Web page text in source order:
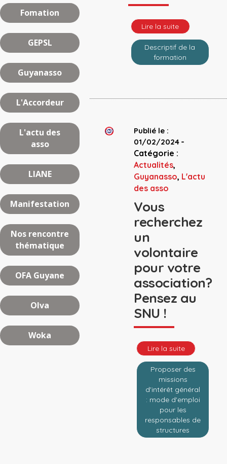
Fomation
GEPSL
Guyanasso
L'Accordeur
L'actu des
asso
LIANE
Manifestation
Nos rencontre
thématique
OFA Guyane
Olva
Woka
Lire la suite
Descriptif de la
formation
Publié le :
01/02/2024 -
Catégorie :
Actualités,
Guyanasso, L'actu
des asso
Vous
recherchez
un
volontaire
pour votre
association?
Pensez au
SNU !
Lire la suite
Proposer des
missions
d'intérêt général
: mode d'emploi
pour les
responsables de
structures